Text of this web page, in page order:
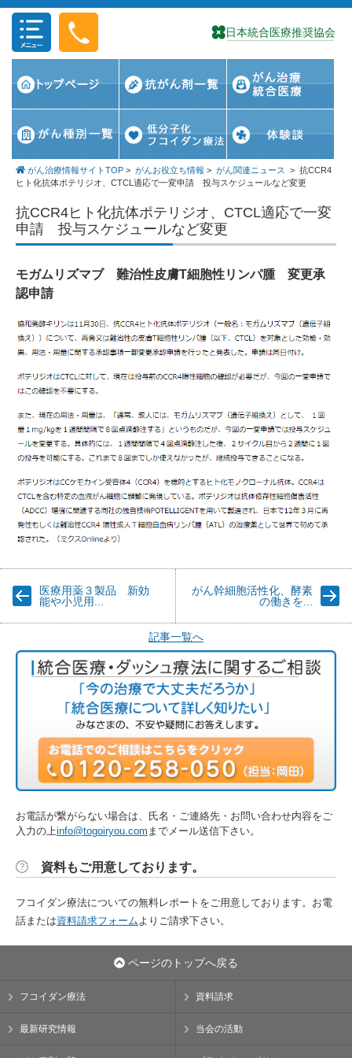
コンテンツに移動
がん治療情報サイトTOP >がんお役立ち情報 >がん関連ニュース >抗CCR4
ヒト化抗体ポテリジオ、CTCL適応で一変申請 投与スケジュールなど変更
抗CCR4ヒト化抗体ポテリジオ、CTCL適応で一変
申請 投与スケジュールなど変更
モガムリズマブ 難治性皮膚T細胞性リンパ腫 変更承
認申請
医療用薬３製品 新効
能や小児用...
がん幹細胞活性化、酵素
の働きを...
記事一覧へ
お電話が繋がらない場合は、氏名・ご連絡先・お問い合わせ内容をご
入力の上info@togoiryou.com までメール送信下さい。
資料もご用意しております。
フコイダン療法についての無料レポートをご用意しております。お電
話または資料請求フォームよりご請求下さい。
ページのトップへ戻る
フコイダン療法 資料請求
最新研究情報 当会の活動